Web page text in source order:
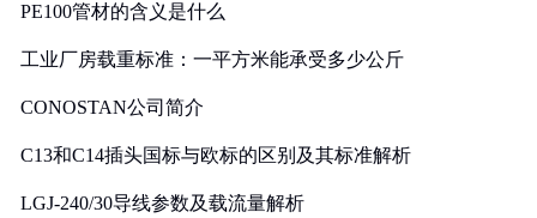
PE100管材的含义是什么
工业厂房载重标准：一平方米能承受多少公斤
CONOSTAN公司简介
C13和C14插头国标与欧标的区别及其标准解析
LGJ-240/30导线参数及载流量解析